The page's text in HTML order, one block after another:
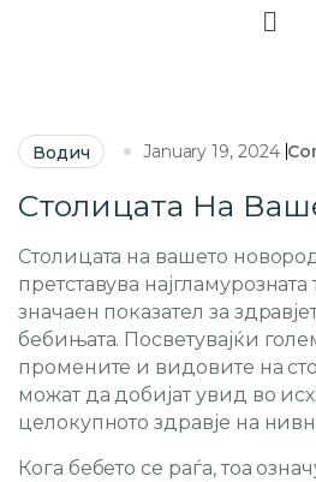
Водич January 19, 2024
Столицата На
Столицата на вашето
претставува
значаен показател за
бебињата. Посветувајќи
промените и видовите на
можат да добијат увид во
целокупното здравје на
Кога бебето се раѓа, тоа